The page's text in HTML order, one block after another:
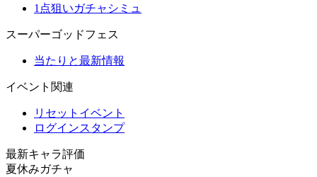
1点狙いガチャシミュ
スーパーゴッドフェス
当たりと最新情報
イベント関連
リセットイベント
ログインスタンプ
最新キャラ評価
夏休みガチャ